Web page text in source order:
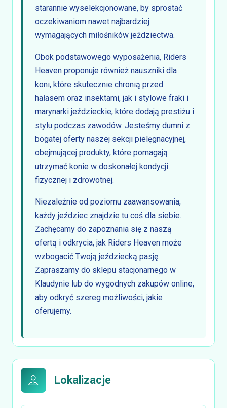
starannie wyselekcjonowane, by sprostać
oczekiwaniom nawet najbardziej
wymagających miłośników jeździectwa.
Obok podstawowego wyposażenia, Riders
Heaven proponuje również nauszniki dla
koni, które skutecznie chronią przed
hałasem oraz insektami, jak i stylowe fraki i
marynarki jeździeckie, które dodają prestiżu i
stylu podczas zawodów. Jesteśmy dumni z
bogatej oferty naszej sekcji pielęgnacyjnej,
obejmującej produkty, które pomagają
utrzymać konie w doskonałej kondycji
fizycznej i zdrowotnej.
Niezależnie od poziomu zaawansowania,
każdy jeździec znajdzie tu coś dla siebie.
Zachęcamy do zapoznania się z naszą
ofertą i odkrycia, jak Riders Heaven może
wzbogacić Twoją jeździecką pasję.
Zapraszamy do sklepu stacjonarnego w
Klaudynie lub do wygodnych zakupów online,
aby odkryć szereg możliwości, jakie
oferujemy.
Lokalizacje